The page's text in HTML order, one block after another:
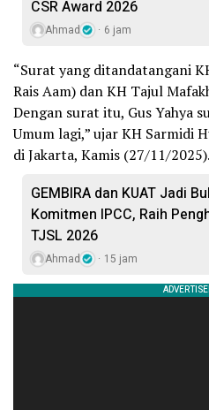
CSR Award 2026
Ahmad 6 jam
“Surat yang ditandatangani
Rais Aam) dan KH Tajul
Dengan surat itu, Gus Yahya
Umum lagi,” ujar KH Sarmidi
di Jakarta, Kamis (27/11/2025).
GEMBIRA dan KUAT Jadi
Komitmen IPCC, Raih
TJSL 2026
Ahmad 15 jam